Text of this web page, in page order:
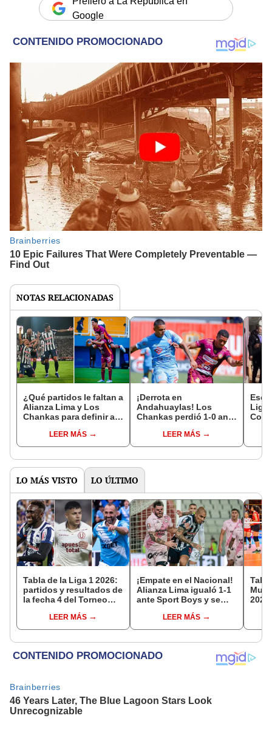
Google
NOTAS RELACIONADAS
¿Qué partidos le faltan a
Alianza Lima y Los
Chankas para definir al
Apertura 2026?
LEER MÁS
¡Derrota en
Andahuaylas! Los
Chankas perdió 1-0 ante
cayó al segundo lugar
del Torneo Apertura
LEER MÁS
Liga
LO MÁS VISTO LO ÚLTIMO
Tabla de la Liga 1 2026:
partidos y resultados de
la fecha 4 del Torneo
del Acumulado
LEER MÁS
¡Empate en el Nacional!
Alianza Lima igualó 1-1
ante Sport Boys y se
lugar del Torneo
Clausura 2026
LEER MÁS